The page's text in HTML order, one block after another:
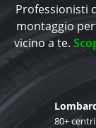
Professionisti
montaggio
vicino a te.
80+